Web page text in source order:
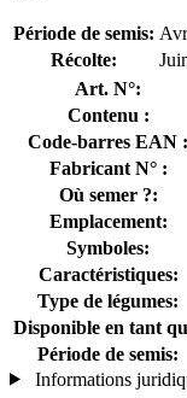
Période de semis:
Récolte:
Art. N°:
Contenu :
Code-barres EAN :
Fabricant N° :
Où semer ?:
Emplacement:
Symboles:
Caractéristiques:
Type de légumes:
Disponible en tant
Période de semis:
Informations